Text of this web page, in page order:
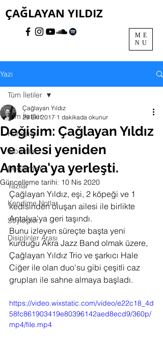
ME
NU
ÇAĞLAYAN YILDIZ
Yazı
Tüm İletiler
Konserler
Albümler
Değişimler
Yazılar
Kendime Notlar
Söyleşiler
Disiplinler Arası
Tüm İletiler
Değişim: Çağlayan Yıldız
ve ailesi yeniden
Antalya'ya yerleşti.
Çağlayan Yıldız
29 Eki 2017 1 dakikada okunur
Güncelleme tarihi: 10 Nis 2020
Çağlayan Yıldız, eşi, 2 köpeği ve 1
kedisinden oluşan ailesi ile birlikte
Antalya'ya geri taşındı.
Bunu izleyen süreçte başta yeni
kurduğu Akra Jazz Band olmak üzere,
Çağlayan Yıldız Trio ve şarkıcı Hale
Ciğer ile olan duo'su gibi çeşitli caz
grupları ile sahne almaya başladı.
https://video.wixstatic.com/video/e22c18_4d
58fc861903419e80396142aed8ecd9/360p/
mp4/file.mp4